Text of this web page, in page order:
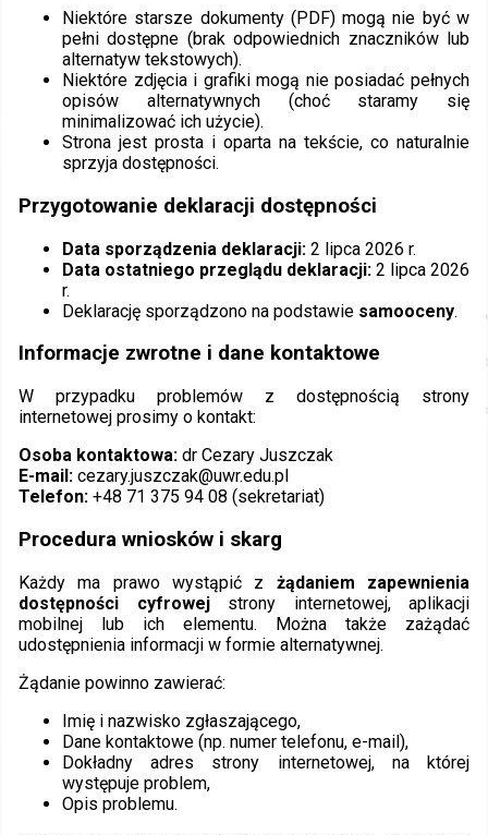
Niektóre starsze dokumenty (PDF) mogą nie być w
pełni dostępne (brak odpowiednich znaczników lub
alternatyw tekstowych).
Niektóre zdjęcia i grafiki mogą nie posiadać pełnych
opisów alternatywnych (choć staramy się
minimalizować ich użycie).
Strona jest prosta i oparta na tekście, co naturalnie
sprzyja dostępności.
Przygotowanie deklaracji dostępności
Data sporządzenia deklaracji: 2 lipca 2026 r.
Data ostatniego przeglądu deklaracji: 2 lipca 2026
r.
Deklarację sporządzono na podstawie samooceny.
Informacje zwrotne i dane kontaktowe
W przypadku problemów z dostępnością strony
internetowej prosimy o kontakt:
Osoba kontaktowa: dr Cezary Juszczak
E-mail: cezary.juszczak@uwr.edu.pl
Telefon: +48 71 375 94 08 (sekretariat)
Procedura wniosków i skarg
Każdy ma prawo wystąpić z żądaniem zapewnienia
dostępności cyfrowejstrony internetowej, aplikacji
mobilnej lub ich elementu. Można także zażądać
udostępnienia informacji w formie alternatywnej.
Żądanie powinno zawierać:
Imię i nazwisko zgłaszającego,
Dane kontaktowe (np. numer telefonu, e-mail),
Dokładny adres strony internetowej, na której
występuje problem,
Opis problemu.